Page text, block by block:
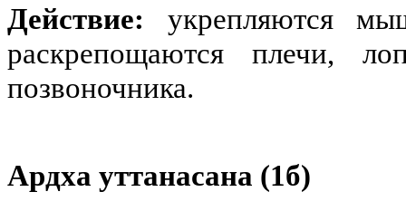
Действие: укрепляются
раскрепощаются плечи,
позвоночника.
Ардха уттанасана (1б)